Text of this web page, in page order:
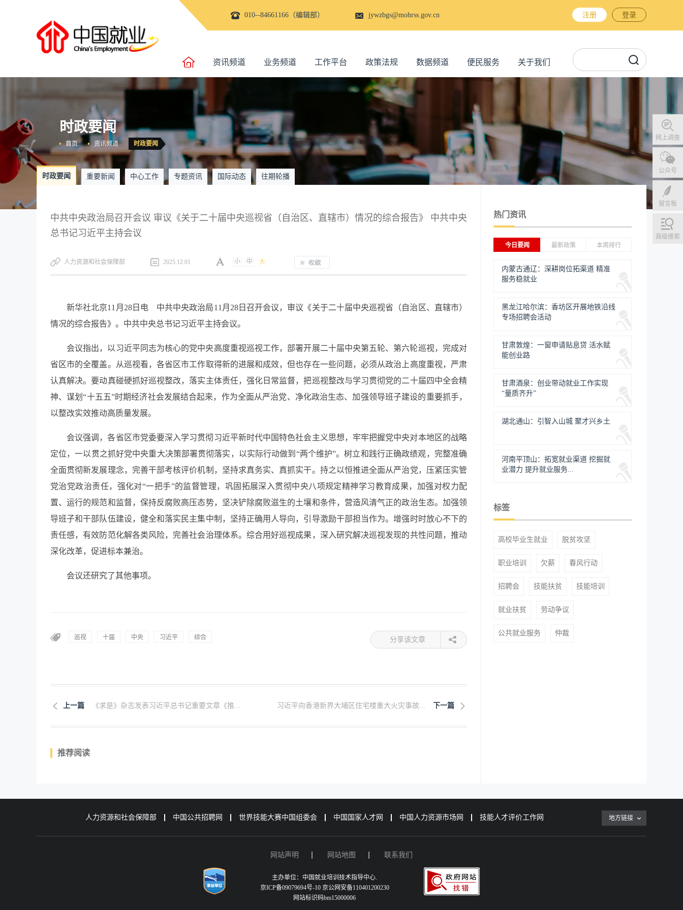
010--84661166（编辑部） jywzbgs@mohrss.gov.cn 注册 登录
资讯频道 业务频道 工作平台 政策法规 数据频道 便民服务 关于我们
网上调查
公众号
留言板
高级搜索
时政要闻
时政要闻
资讯频道
首页
时政要闻 重要新闻 中心工作 专题资讯 国际动态 往期轮播
中共中央政治局召开会议 审议《关于二十届中央巡视省（自治区、直辖市）情况的综合报告》 中共中央
总书记习近平主持会议
人力资源和社会保障部 2025.12.01 小 中 大
新华社北京11月28日电 中共中央政治局11月28日召开会议，审议《关于二十届中央巡视省（自治区、直辖市）
情况的综合报告》。中共中央总书记习近平主持会议。
会议指出，以习近平同志为核心的党中央高度重视巡视工作，部署开展二十届中央第五轮、第六轮巡视，完成对
省区市的全覆盖。从巡视看，各省区市工作取得新的进展和成效，但也存在一些问题，必须从政治上高度重视，严肃
认真解决。要动真碰硬抓好巡视整改，落实主体责任，强化日常监督，把巡视整改与学习贯彻党的二十届四中全会精
神、谋划“十五五”时期经济社会发展结合起来，作为全面从严治党、净化政治生态、加强领导班子建设的重要抓手，
以整改实效推动高质量发展。
会议强调，各省区市党委要深入学习贯彻习近平新时代中国特色社会主义思想，牢牢把握党中央对本地区的战略
定位，一以贯之抓好党中央重大决策部署贯彻落实，以实际行动做到“两个维护”。树立和践行正确政绩观，完整准确
全面贯彻新发展理念，完善干部考核评价机制，坚持求真务实、真抓实干。持之以恒推进全面从严治党，压紧压实管
党治党政治责任，强化对“一把手”的监督管理，巩固拓展深入贯彻中央八项规定精神学习教育成果，加强对权力配
置、运行的规范和监督，保持反腐败高压态势，坚决铲除腐败滋生的土壤和条件，营造风清气正的政治生态。加强领
导班子和干部队伍建设，健全和落实民主集中制，坚持正确用人导向，引导激励干部担当作为。增强时时放心不下的
责任感，有效防范化解各类风险，完善社会治理体系。综合用好巡视成果，深入研究解决巡视发现的共性问题，推动
深化改革，促进标本兼治。
会议还研究了其他事项。
巡视 十届 中央 习近平 综合 分享该文章
上一篇 《求是》杂志发表习近平总书记重要文章《推... 下一篇
习近平向香港新界大埔区住宅楼重大火灾事故...
推荐阅读
热门资讯
今日要闻 最新政策 本周排行
内蒙古通辽：深耕岗位拓渠道 精准
服务稳就业
黑龙江哈尔滨：香坊区开展地铁沿线
专场招聘会活动
甘肃敦煌：一窗申请贴息贷 活水赋
能创业路
甘肃酒泉：创业带动就业工作实现
“量质齐升”
湖北通山：引智入山城 聚才兴乡土
河南平顶山：拓宽就业渠道 挖掘就
业潜力 提升就业服务...
标签
高校毕业生就业 脱贫攻坚
职业培训 欠薪 春风行动
招聘会 技能扶贫 技能培训
就业扶贫 劳动争议
公共就业服务 仲裁
人力资源和社会保障部 中国公共招聘网 世界技能大赛中国组委会 中国国家人才网 中国人力资源市场网 技能人才评价工作网 地方链接
网站声明 网站地图 联系我们
主办单位：中国就业培训技术指导中心.
京ICP备09079694号-10 京公网安备110401200230
网站标识码bm15000006